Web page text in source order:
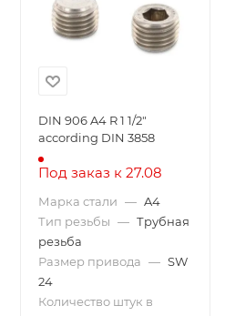
DIN 906 A4 R 1 1/2"
according DIN 3858
Под заказ к 27.08
Марка стали — A4
Тип резьбы — Трубная
резьба
Размер привода — SW
24
Количество штук в